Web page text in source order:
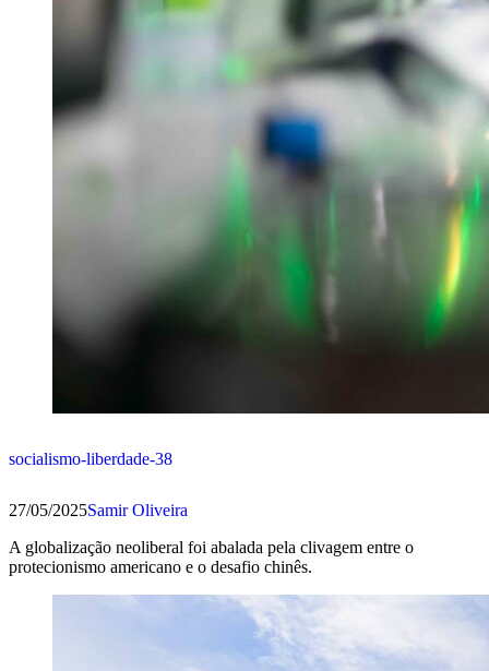
socialismo-liberdade-38
27/05/2025Samir Oliveira
A globalização neoliberal foi abalada pela clivagem entre o
protecionismo americano e o desafio chinês.